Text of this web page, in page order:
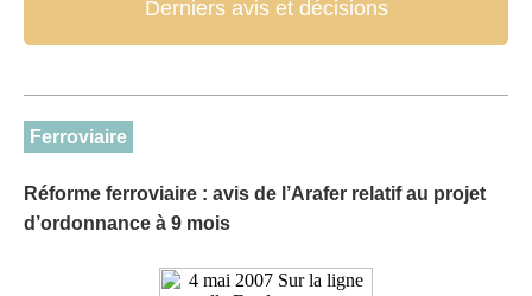
Derniers avis et décisions
Ferroviaire
Réforme ferroviaire : avis de l’Arafer relatif au projet
d’ordonnance à 9 mois